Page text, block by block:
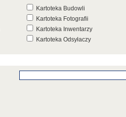
Kartoteka Budowli
Kartoteka Fotografii
Kartoteka Inwentarzy
Kartoteka Odsyłaczy
Kartoteka Wydarzeń Inwentarza
Kartoteka Znaków, Stempli i Punc